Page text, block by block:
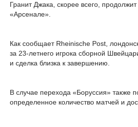
Гранит Джака, скорее всего, продолжит
«Арсенале».
Как сообщает Rheinische Post,
за 23-летнего игрока сборной
и сделка близка к завершению.
В случае перехода «Боруссия» также
определенное количество матчей и